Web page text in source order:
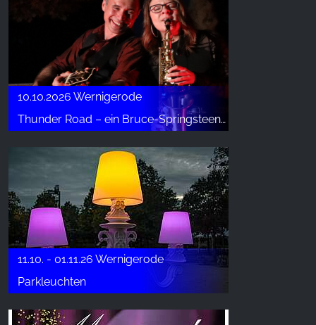
10.10.2026 Wernigerode
Thunder Road – ein Bruce-Springsteen-Abend in Wernigerode
11.10. - 01.11.26 Wernigerode
Parkleuchten